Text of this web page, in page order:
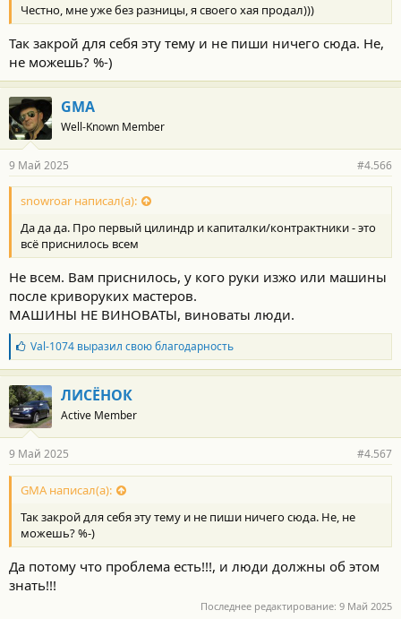
и
:
Честно, мне уже без разницы, я своего хая продал)))
Так закрой для себя эту тему и не пиши ничего сюда. Не,
не можешь? %-)
GMA
Well-Known Member
9 Май 2025 #4.566
snowroar написал(а):
Да да да. Про первый цилиндр и капиталки/контрактники - это
всё приснилось всем
Не всем. Вам приснилось, у кого руки изжо или машины
после криворуких мастеров.
МАШИНЫ НЕ ВИНОВАТЫ, виноваты люди.
Б
л
а
г
о
д
а
н
о
с
и
:
Val-1074выразил свою благодарность
ЛИСЁНОК
Active Member
9 Май 2025 #4.567
GMA написал(а):
Так закрой для себя эту тему и не пиши ничего сюда. Не, не
можешь? %-)
Да потому что проблема есть!!!, и люди должны об этом
знать!!!
Последнее редактирование: 9 Май 2025